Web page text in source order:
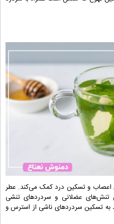
اعصاب و تسکین درد کمک می‌کند. عطر
عضلانی و سردردهای تنشی
تسکین سردردهای ناشی از استرس و